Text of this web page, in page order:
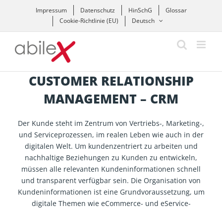
Impressum Datenschutz HinSchG
Glossar
Cookie-Richtlinie (EU)
Deutsch
CUSTOMER RELATIONSHIP
MANAGEMENT – CRM
Der Kunde steht im Zentrum von Vertriebs-, Marketing-,
und Serviceprozessen, im realen Leben wie auch in der
digitalen Welt. Um kundenzentriert zu arbeiten und
nachhaltige Beziehungen zu Kunden zu entwickeln,
müssen alle relevanten Kundeninformationen schnell
und transparent verfügbar sein. Die Organisation von
Kundeninformationen ist eine Grundvoraussetzung, um
digitale Themen wie eCommerce- und eService-